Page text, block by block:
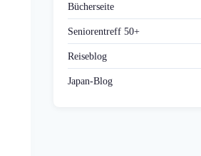
Bücherseite
Seniorentreff 50+
Reiseblog
Japan-Blog